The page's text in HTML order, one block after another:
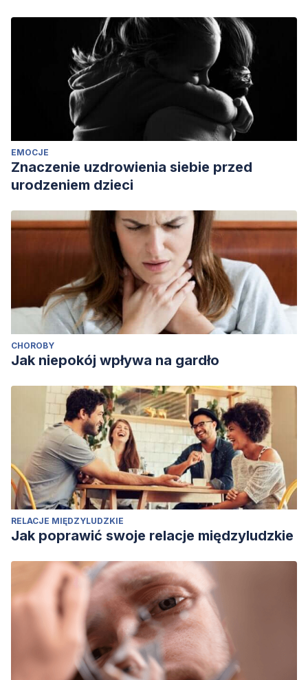
Legorreta, L. (s. f.). ¿Cómo llevarte bien con tu familia
política? https://www.nucleofamiliar.org/pareja/como-
llevarte-bien-con-tu-familia-politica/
EMOCJE
Znaczenie uzdrowienia siebie przed
urodzeniem dzieci
CHOROBY
Jak niepokój wpływa na gardło
RELACJE MIĘDZYLUDZKIE
Jak poprawić swoje relacje międzyludzkie